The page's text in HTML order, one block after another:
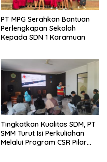
PT MPG Serahkan Bantuan
Perlengkapan Sekolah
Kepada SDN 1 Karamuan
Tingkatkan Kualitas SDM, PT
SMM Turut Isi Perkuliahan
Melalui Program CSR Pilar